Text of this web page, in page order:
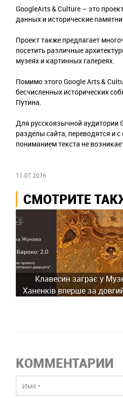
GoogleArts & Culture – это
данных и исторические
Проект также предлагает
посетить различные
музеях и картинных галереях.
Помимо этого Google Arts &
бесчисленных исторических
Путина.
Для русскоязычной аудитории
разделы сайта, переводятся и
пониманием текста не
11.07.2016
СМОТРИТЕ
Клавесин заграє у
Ханенків вперше за
КОММЕНТАРИИ